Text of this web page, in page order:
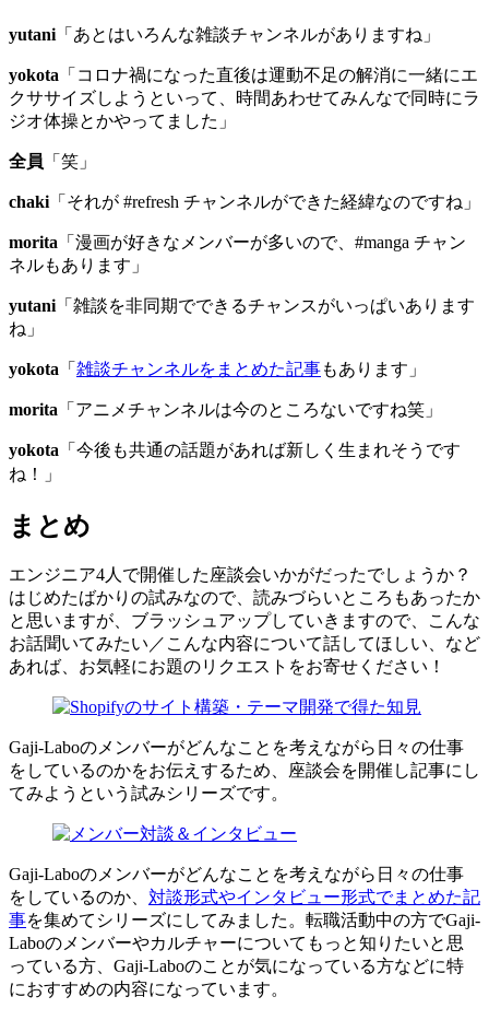
yutani 「あとはいろんな雑談チャンネルがありますね」
yokota 「コロナ禍になった直後は運動不足の解消に一緒にエ
クササイズしようといって、時間あわせてみんなで同時にラ
ジオ体操とかやってました」
全員 「笑」
chaki 「それが #refresh チャンネルができた経緯なのですね」
morita 「漫画が好きなメンバーが多いので、#manga チャン
ネルもあります」
yutani 「雑談を非同期でできるチャンスがいっぱいあります
ね」
yokota 「 雑談チャンネルをまとめた記事もあります」
morita 「アニメチャンネルは今のところないですね笑」
yokota 「今後も共通の話題があれば新しく生まれそうです
ね！」
まとめ
エンジニア4人で開催した座談会いかがだったでしょうか？
はじめたばかりの試みなので、読みづらいところもあったか
と思いますが、ブラッシュアップしていきますので、こんな
お話聞いてみたい／こんな内容について話してほしい、など
あれば、お気軽にお題のリクエストをお寄せください！
Gaji-Laboのメンバーがどんなことを考えながら日々の仕事
をしているのかをお伝えするため、座談会を開催し記事にし
てみようという試みシリーズです。
Gaji-Laboのメンバーがどんなことを考えながら日々の仕事
をしているのか、 対談形式やインタビュー形式でまとめた記
事を集めてシリーズにしてみました。転職活動中の方でGaji-
Laboのメンバーやカルチャーについてもっと知りたいと思
っている方、Gaji-Laboのことが気になっている方などに特
におすすめの内容になっています。